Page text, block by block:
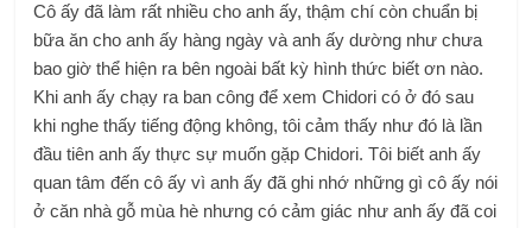
Cô ấy đã làm rất nhiều cho anh ấy, thậm chí còn chuẩn bị
bữa ăn cho anh ấy hàng ngày và anh ấy dường như chưa
bao giờ thể hiện ra bên ngoài bất kỳ hình thức biết ơn nào.
Khi anh ấy chạy ra ban công để xem Chidori có ở đó sau
khi nghe thấy tiếng động không, tôi cảm thấy như đó là lần
đầu tiên anh ấy thực sự muốn gặp Chidori. Tôi biết anh ấy
quan tâm đến cô ấy vì anh ấy đã ghi nhớ những gì cô ấy nói
ở căn nhà gỗ mùa hè nhưng có cảm giác như anh ấy đã coi